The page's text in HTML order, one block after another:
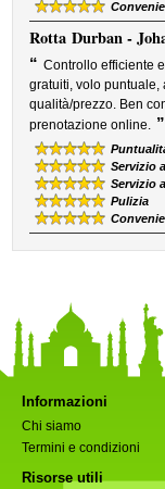
RottaDurban -
“ Controllo efficiente
gratuiti, volo puntuale,
qualità/prezzo. Ben
prenotazione online. ”
Servizio
Servizio
Pulizia
Informazioni
Chi siamo
Termini e condizioni
Risorse utili